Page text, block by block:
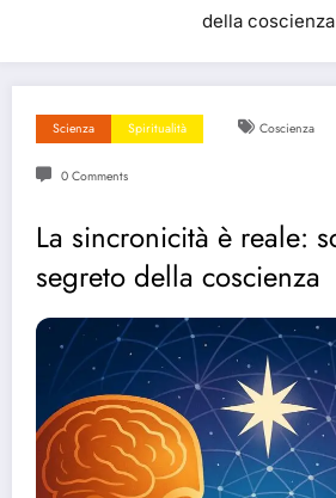
della coscienza
Scienza Spiritualità Coscienza
0 Comments
La sincronicità è reale:
segreto della coscienza